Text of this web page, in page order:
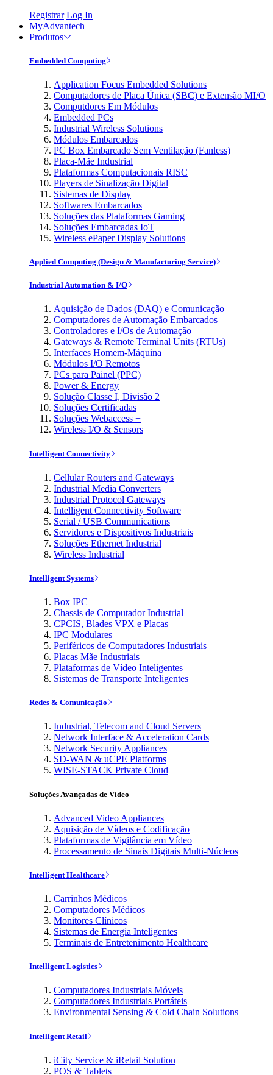
Registrar Log In
MyAdvantech
Produtos
Embedded Computing
Application Focus Embedded Solutions
Computadores de Placa Única (SBC) e Extensão MI/O
Computdores Em Módulos
Embedded PCs
Industrial Wireless Solutions
Módulos Embarcados
PC Box Embarcado Sem Ventilação (Fanless)
Placa-Mãe Industrial
Plataformas Computacionais RISC
Players de Sinalização Digital
Sistemas de Display
Softwares Embarcados
Soluções das Plataformas Gaming
Soluções Embarcadas IoT
Wireless ePaper Display Solutions
Applied Computing (Design & Manufacturing Service)
Industrial Automation & I/O
Aquisição de Dados (DAQ) e Comunicação
Computadores de Automação Embarcados
Controladores e I/Os de Automação
Gateways & Remote Terminal Units (RTUs)
Interfaces Homem-Máquina
Módulos I/O Remotos
PCs para Painel (PPC)
Power & Energy
Solução Classe I, Divisão 2
Soluções Certificadas
Soluções Webaccess +
Wireless I/O & Sensors
Intelligent Connectivity
Cellular Routers and Gateways
Industrial Media Converters
Industrial Protocol Gateways
Intelligent Connectivity Software
Serial / USB Communications
Servidores e Dispositivos Industriais
Soluções Ethernet Industrial
Wireless Industrial
Intelligent Systems
Box IPC
Chassis de Computador Industrial
CPCIS, Blades VPX e Placas
IPC Modulares
Periféricos de Computadores Industriais
Placas Mãe Industriais
Plataformas de Vídeo Inteligentes
Sistemas de Transporte Inteligentes
Redes & Comunicação
Industrial, Telecom and Cloud Servers
Network Interface & Acceleration Cards
Network Security Appliances
SD-WAN & uCPE Platforms
WISE-STACK Private Cloud
Soluções Avançadas de Vídeo
Advanced Video Appliances
Aquisição de Vídeos e Codificação
Plataformas de Vigilância em Vídeo
Processamento de Sinais Digitais Multi-Núcleos
Intelligent Healthcare
Carrinhos Médicos
Computadores Médicos
Monitores Clínicos
Sistemas de Energia Inteligentes
Terminais de Entretenimento Healthcare
Intelligent Logistics
Computadores Industriais Móveis
Computadores Industriais Portáteis
Environmental Sensing & Cold Chain Solutions
Intelligent Retail
iCity Service & iRetail Solution
POS & Tablets